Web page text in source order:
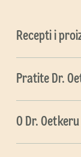
Recepti i
Pratite Dr.
O Dr. Oetkeru